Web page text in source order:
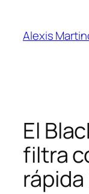
content
Alexis
El
filtra